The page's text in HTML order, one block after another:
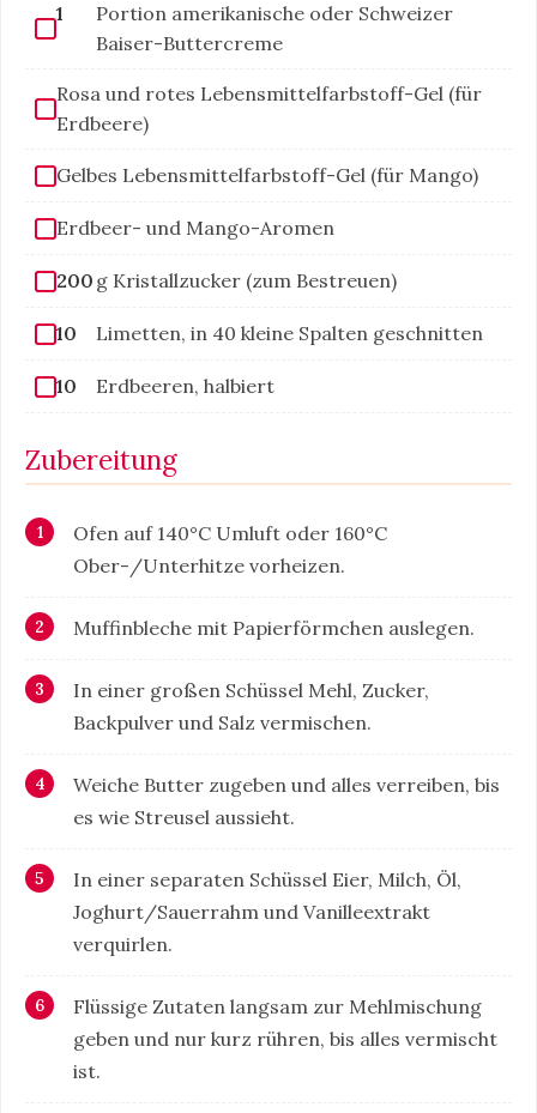
1
Portion amerikanische oder Schweizer
Baiser-Buttercreme
Rosa und rotes Lebensmittelfarbstoff-Gel (für
Erdbeere)
Gelbes Lebensmittelfarbstoff-Gel (für Mango)
Erdbeer- und Mango-Aromen
200 g Kristallzucker (zum Bestreuen)
10 Limetten, in 40 kleine Spalten geschnitten
10 Erdbeeren, halbiert
Zubereitung
Ofen auf 140°C Umluft oder 160°C
Ober-/Unterhitze vorheizen.
Muffinbleche mit Papierförmchen auslegen.
In einer großen Schüssel Mehl, Zucker,
Backpulver und Salz vermischen.
Weiche Butter zugeben und alles verreiben, bis
es wie Streusel aussieht.
In einer separaten Schüssel Eier, Milch, Öl,
Joghurt/Sauerrahm und Vanilleextrakt
verquirlen.
Flüssige Zutaten langsam zur Mehlmischung
geben und nur kurz rühren, bis alles vermischt
ist.